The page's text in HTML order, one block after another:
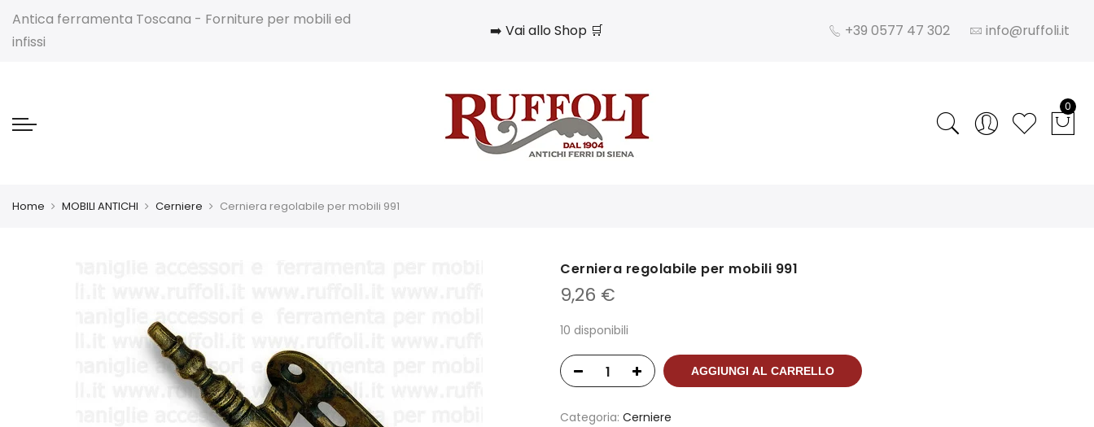
Antica ferramenta Toscana - Forniture per mobili ed
infissi
➡️ Vai allo Shop 🛒 +39 0577 47 302 info@ruffoli.it
0
Home MOBILI ANTICHI Cerniere Cerniera regolabile per mobili 991
Cerniera regolabile per mobili 991
9,26 €
10 disponibili
AGGIUNGI AL CARRELLO
Categoria: Cerniere